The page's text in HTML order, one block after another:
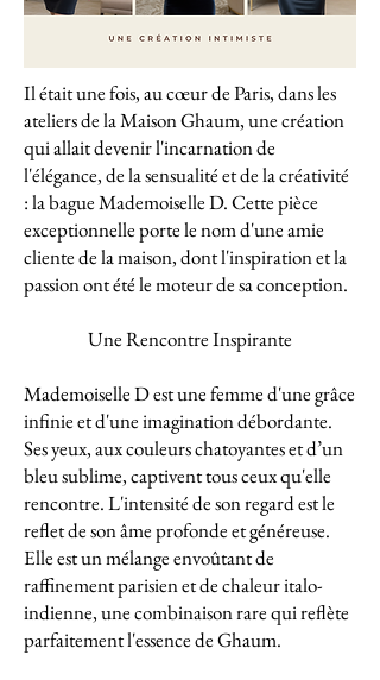
Il était une fois, au cœur de Paris, dans les
ateliers de la Maison Ghaum, une création
qui allait devenir l'incarnation de
l'élégance, de la sensualité et de la créativité
: la bague Mademoiselle D. Cette pièce
exceptionnelle porte le nom d'une amie
cliente de la maison, dont l'inspiration et la
passion ont été le moteur de sa conception.
Une Rencontre Inspirante
Mademoiselle D est une femme d'une grâce
infinie et d'une imagination débordante.
Ses yeux, aux couleurs chatoyantes et d’un
bleu sublime, captivent tous ceux qu'elle
rencontre. L'intensité de son regard est le
reflet de son âme profonde et généreuse.
Elle est un mélange envoûtant de
raffinement parisien et de chaleur italo-
indienne, une combinaison rare qui reflète
parfaitement l'essence de Ghaum.